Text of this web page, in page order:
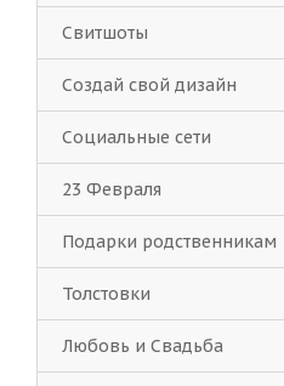
Свитшоты
Создай свой дизайн
Социальные сети
23 Февраля
Подарки родственникам
Толстовки
Любовь и Свадьба